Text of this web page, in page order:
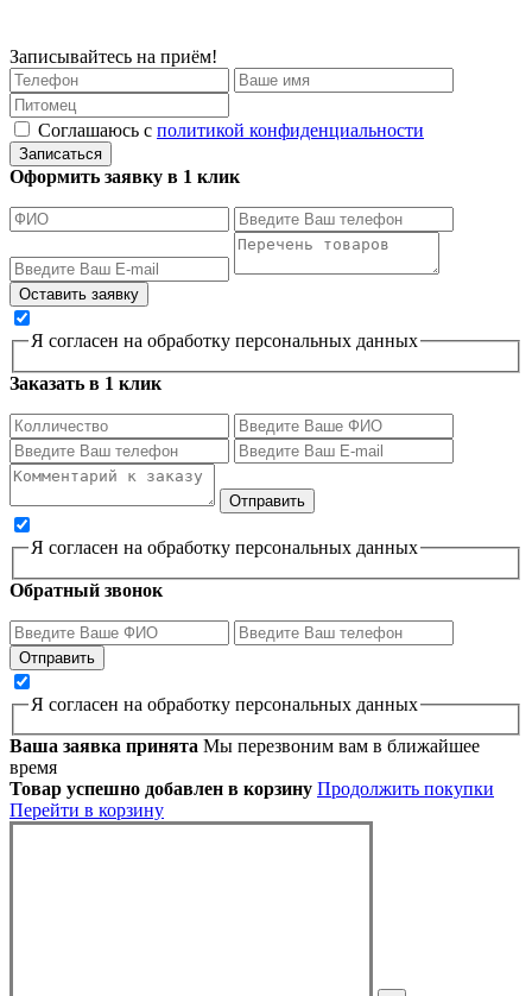
Записывайтесь на приём!
Соглашаюсь с политикой конфиденциальности
Записаться
Оформить заявку в 1 клик
Я согласен на обработку персональных данных
Заказать в 1 клик
Я согласен на обработку персональных данных
Обратный звонок
Я согласен на обработку персональных данных
Ваша заявка принята Мы перезвоним вам в ближайшее
время
Товар успешно добавлен в корзину Продолжить покупки
Перейти в корзину